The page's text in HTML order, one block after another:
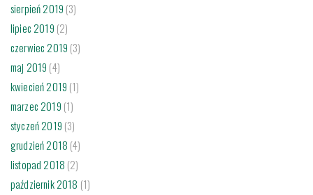
sierpień 2019 (3)
lipiec 2019 (2)
czerwiec 2019 (3)
maj 2019 (4)
kwiecień 2019 (1)
marzec 2019 (1)
styczeń 2019 (3)
grudzień 2018 (4)
listopad 2018 (2)
październik 2018 (1)